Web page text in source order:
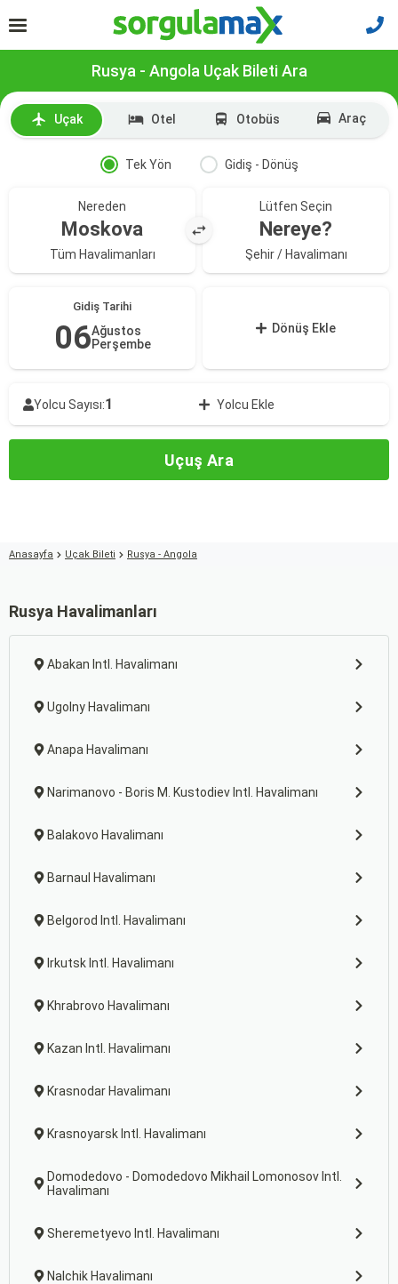
Rusya - Angola Uçak Bileti Ara
Uçak Otel Otobüs Araç
Tek Yön Gidiş - Dönüş
Nereden
Moskova
Tüm Havalimanları
Lütfen Seçin
Nereye?
Şehir / Havalimanı
Gidiş Tarihi
06Ağustos
Perşembe
Dönüş Ekle
Yolcu Sayısı:1 Yolcu Ekle
Uçuş Ara
Anasayfa Uçak Bileti Rusya - Angola
Rusya Havalimanları
Abakan Intl. Havalimanı
Ugolny Havalimanı
Anapa Havalimanı
Narimanovo - Boris M. Kustodiev Intl. Havalimanı
Balakovo Havalimanı
Barnaul Havalimanı
Belgorod Intl. Havalimanı
Irkutsk Intl. Havalimanı
Khrabrovo Havalimanı
Kazan Intl. Havalimanı
Krasnodar Havalimanı
Krasnoyarsk Intl. Havalimanı
Domodedovo - Domodedovo Mikhail Lomonosov Intl.
Havalimanı
Sheremetyevo Intl. Havalimanı
Nalchik Havalimanı